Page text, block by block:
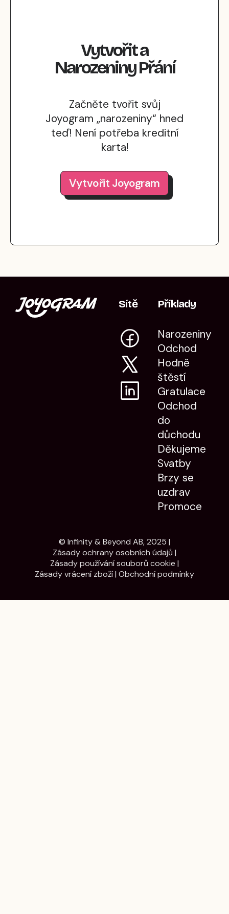
Vytvořita
NarozeninyPřání
Začněte tvořit svůj
Joyogram „narozeniny“ hned
teď! Není potřeba kreditní
karta!
Vytvořit Joyogram
Sítě Příklady
Narozeniny
Odchod
Hodně
štěstí
Gratulace
Odchod
do
důchodu
Děkujeme
Svatby
Brzy se
uzdrav
Promoce
© Infinity & Beyond AB, 2025 |
Zásady ochrany osobních údajů |
Zásady používání souborů cookie |
Zásady vrácení zboží| Obchodní podmínky